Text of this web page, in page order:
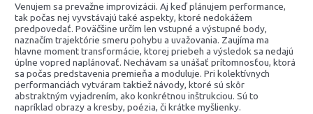
Venujem sa prevažne improvizácii. Aj keď plánujem performance,
tak počas nej vyvstávajú také aspekty, ktoré nedokážem
predpovedať. Poväčšine určím len vstupné a výstupné body,
naznačím trajektórie smeru pohybu a uvažovania. Zaujíma ma
hlavne moment transformácie, ktorej priebeh a výsledok sa nedajú
úplne vopred naplánovať. Nechávam sa unášať prítomnosťou, ktorá
sa počas predstavenia premieňa a moduluje. Pri kolektívnych
performanciách vytváram taktiež návody, ktoré sú skôr
abstraktným vyjadrením, ako konkrétnou inštrukciou. Sú to
napríklad obrazy a kresby, poézia, či krátke myšlienky.